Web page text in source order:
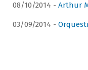
08/10/2014 - Arthur
03/09/2014 -